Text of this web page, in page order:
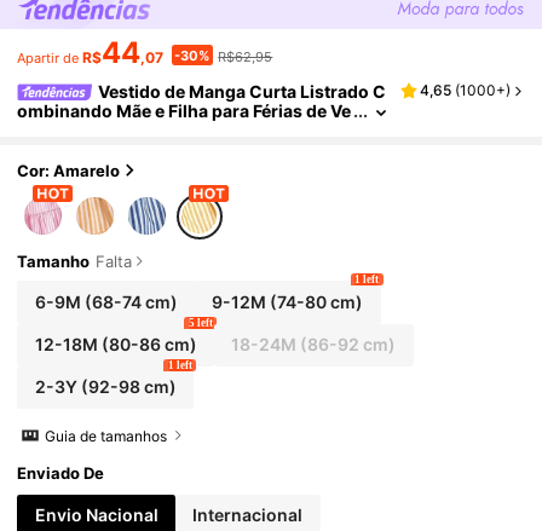
Apartir de R$44,07 -30% R$62,95
Vestido de Manga Curta Listrado C
ombinando Mãe e Filha para Férias de Ve
4,65 (1000+)
Cor: Amarelo
Tamanho Falta
6-9M (68-74 cm) 9-12M (74-80 cm)
1 left
12-18M (80-86 cm)
5 left
18-24M (86-92 cm)
2-3Y(92-98 cm)
1 left
Guia de tamanhos
Enviado De
Envio Nacional Internacional